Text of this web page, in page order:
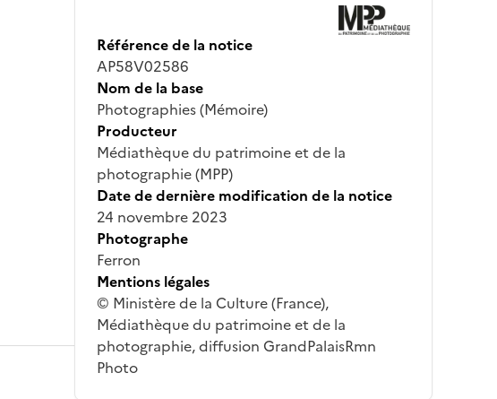
Référence de la notice
AP58V02586
Nom de la base
Photographies (Mémoire)
Producteur
Médiathèque du patrimoine et de la
photographie (MPP)
Date de dernière modification de la notice
24 novembre 2023
Photographe
Ferron
Mentions légales
© Ministère de la Culture (France),
Médiathèque du patrimoine et de la
photographie, diffusion GrandPalaisRmn
Photo